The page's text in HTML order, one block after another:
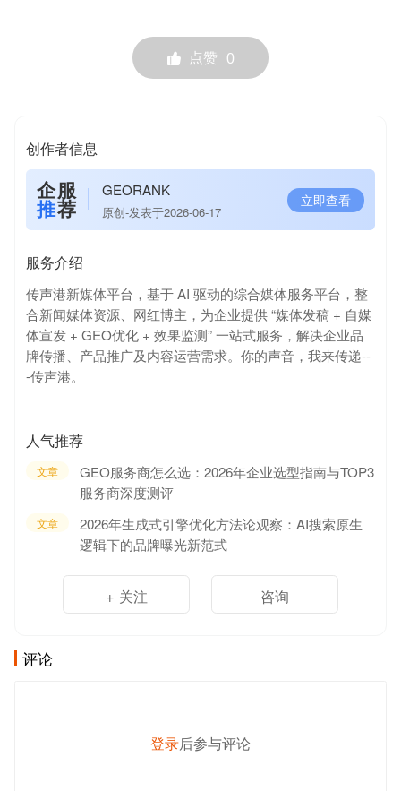
点赞 0
创作者信息
企服
推荐
GEORANK
原创-发表于2026-06-17
立即查看
服务介绍
传声港新媒体平台，基于 AI 驱动的综合媒体服务平台，整
合新闻媒体资源、网红博主，为企业提供 “媒体发稿 + 自媒
体宣发 + GEO优化 + 效果监测” 一站式服务，解决企业品
牌传播、产品推广及内容运营需求。你的声音，我来传递--
-传声港。
人气推荐
文章
GEO服务商怎么选：2026年企业选型指南与TOP3
服务商深度测评
文章
2026年生成式引擎优化方法论观察：AI搜索原生
逻辑下的品牌曝光新范式
+ 关注 咨询
评论
登录后参与评论